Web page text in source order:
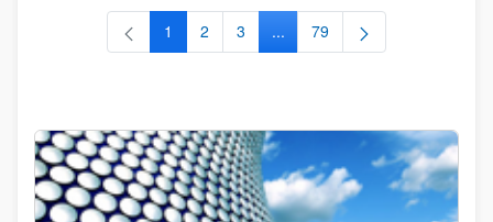
Página
1 Página
2 Página
3 ...Páginas intermedias Use TAB
Página
79